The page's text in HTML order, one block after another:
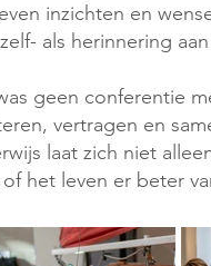
inzichten en
als herinnering
geen conferentie
vertragen en
laat zich niet
het leven er beter